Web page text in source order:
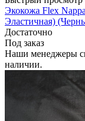
Экокожа Flex
Эластичная)
Достаточно
Под заказ
Наши менеджеры
наличии.